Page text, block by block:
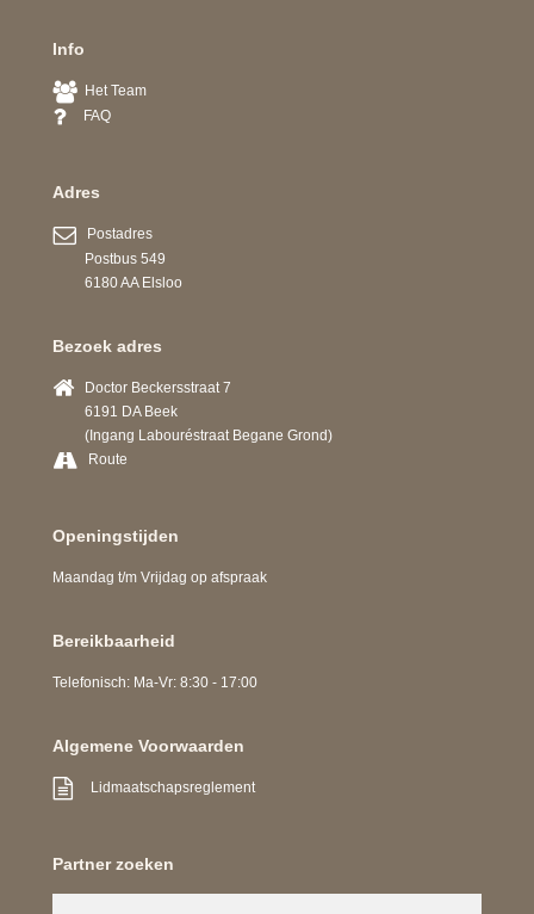
Info
Het Team
FAQ
Adres
Postadres
Postbus 549
6180 AA Elsloo
Bezoek adres
Doctor Beckersstraat 7
6191 DA Beek
(Ingang Labouréstraat Begane Grond)
Route
Openingstijden
Maandag t/m Vrijdag op afspraak
Bereikbaarheid
Telefonisch: Ma-Vr: 8:30 - 17:00
Algemene Voorwaarden
Lidmaatschapsreglement
Partner zoeken